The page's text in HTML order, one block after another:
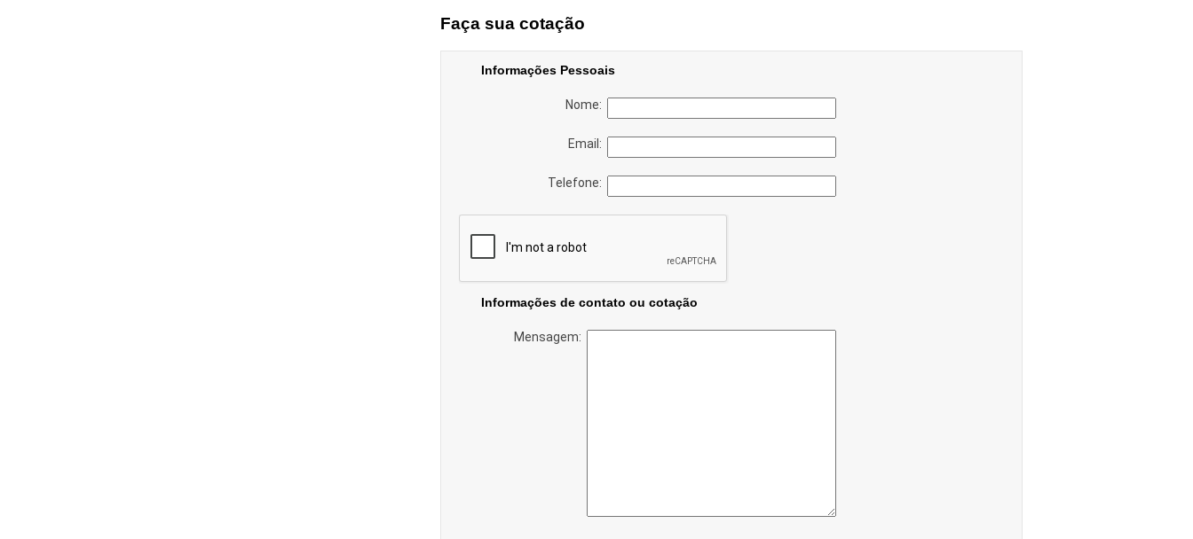
Faça sua cotação
Informações Pessoais
Nome:
Email:
Telefone:
Informações de contato ou cotação
Mensagem: